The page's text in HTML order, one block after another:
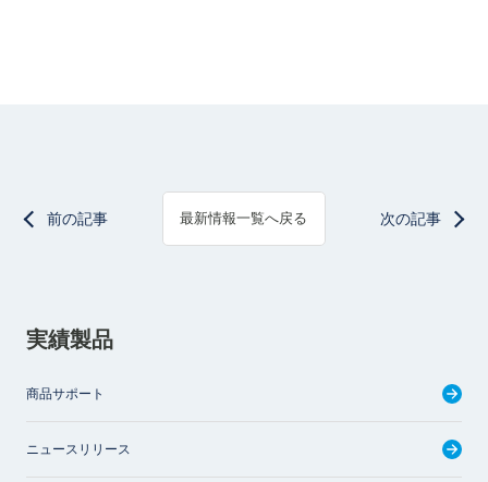
前の記事 最新情報一覧へ戻る 次の記事
実績製品
商品サポート
ニュースリリース